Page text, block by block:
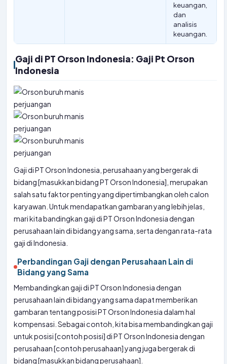
keuangan,
dan
analisis
keuangan.
Gaji di PT Orson Indonesia: Gaji Pt Orson
Indonesia
Gaji di PT Orson Indonesia, perusahaan yang bergerak di
bidang [masukkan bidang PT Orson Indonesia], merupakan
salah satu faktor penting yang dipertimbangkan oleh calon
karyawan. Untuk mendapatkan gambaran yang lebih jelas,
mari kita bandingkan gaji di PT Orson Indonesia dengan
perusahaan lain di bidang yang sama, serta dengan rata-rata
gaji di Indonesia.
Perbandingan Gaji dengan Perusahaan Lain di
Bidang yang Sama
Membandingkan gaji di PT Orson Indonesia dengan
perusahaan lain di bidang yang sama dapat memberikan
gambaran tentang posisi PT Orson Indonesia dalam hal
kompensasi. Sebagai contoh, kita bisa membandingkan gaji
untuk posisi [contoh posisi] di PT Orson Indonesia dengan
perusahaan [contoh perusahaan] yang juga bergerak di
bidang [masukkan bidang perusahaan].